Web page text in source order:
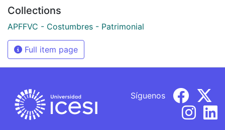
Collections
APFFVC - Costumbres - Patrimonial
Full item page
Síguenos